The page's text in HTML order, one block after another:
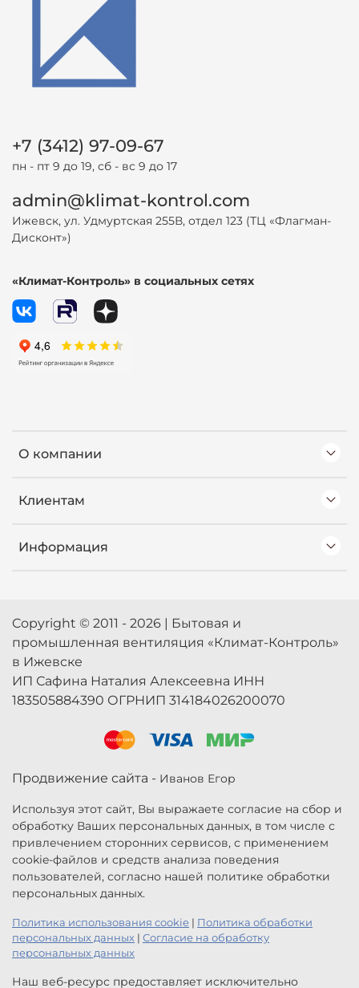
О компании
Клиентам
Информация
+7 (3412) 97-09-67
пн - пт 9 до 19, сб - вс 9 до 17
admin@klimat-kontrol.com
Ижевск, ул. Удмуртская 255В, отдел 123 (ТЦ «Флагман-
Дисконт»)
«Климат-Контроль» в социальных сетях
Copyright © 2011 - 2026 | Бытовая и
промышленная вентиляция «Климат-Контроль»
в Ижевске
ИП Сафина Наталия Алексеевна ИНН
183505884390 ОГРНИП 314184026200070
Продвижение сайта - Иванов Егор
Используя этот сайт, Вы выражаете согласие на сбор и
обработку Ваших персональных данных, в том числе с
привлечением сторонних сервисов, с применением
cookie-файлов и средств анализа поведения
пользователей, согласно нашей политике обработки
персональных данных.
Политика использования cookie | Политика обработки
персональных данных | Согласие на обработку
персональных данных
Наш веб-ресурс предоставляет исключительно